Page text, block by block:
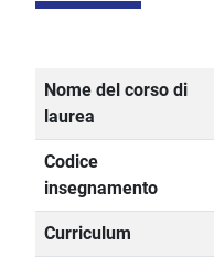
Nome del corso di
laurea
Codice
insegnamento
Curriculum